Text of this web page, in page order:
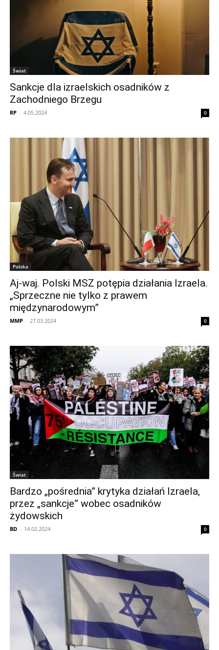
Świat
Sankcje dla izraelskich osadników z
Zachodniego Brzegu
RP - 4.05.2024 0
Polska
Aj-waj. Polski MSZ potępia działania Izraela.
„Sprzeczne nie tylko z prawem
międzynarodowym”
MMP - 27.03.2024 0
Świat
Bardzo „pośrednia” krytyka działań Izraela,
przez „sankcje” wobec osadników
żydowskich
BD - 14.02.2024 0